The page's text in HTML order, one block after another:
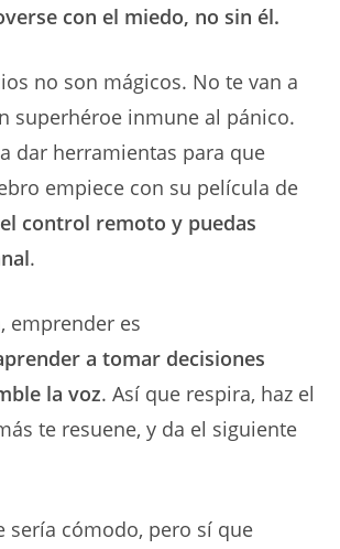
con el miedo, no sin él.
no son mágicos. No te van a
superhéroe inmune al pánico.
dar herramientas para que
empiece con su película de
control remoto y puedas
.
emprender es
a tomar decisiones
la voz. Así que respira, haz el
te resuene, y da el siguiente
sería cómodo, pero sí que